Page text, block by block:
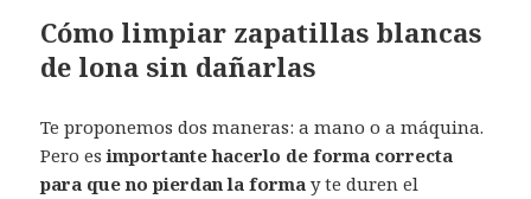
Cómo limpiar zapatillas blancas
de lona sin dañarlas
Te proponemos dos maneras: a mano o a máquina.
Pero esimportante hacerlo de forma correcta
para que no pierdan la formay te duren el